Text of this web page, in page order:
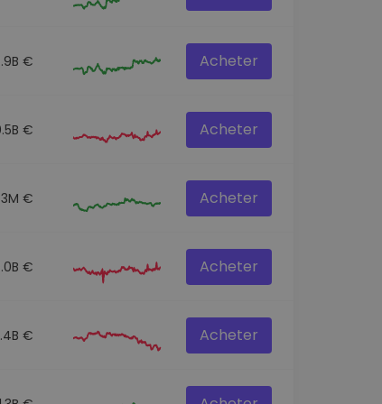
€ Acheter
€ Acheter
€ Acheter
€ Acheter
€ Acheter